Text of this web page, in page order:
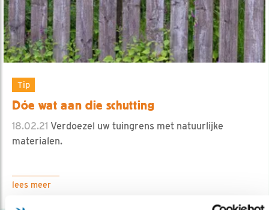
Tip
Dóe wat aan die schutting
18.02.21 Verdoezel uw tuingrens met natuurlijke
materialen.
lees meer